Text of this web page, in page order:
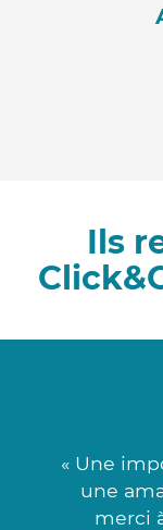
Ils
« Une
une
merci